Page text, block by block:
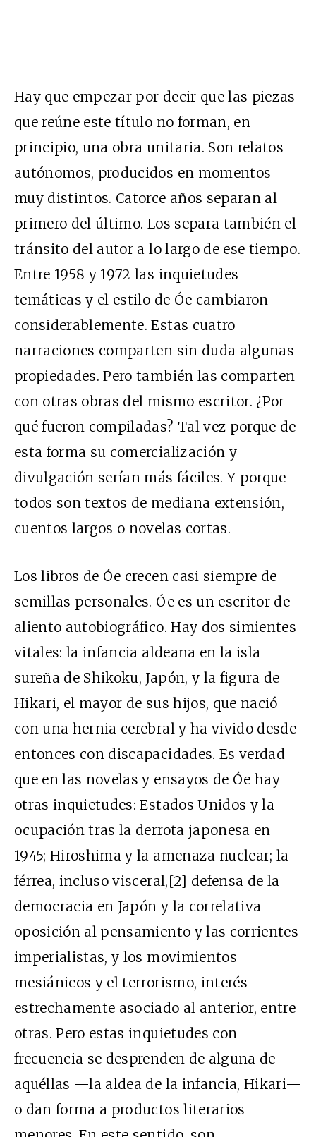
Hay que empezar por decir que las piezas
que reúne este título no forman, en
principio, una obra unitaria. Son relatos
autónomos, producidos en momentos
muy distintos. Catorce años separan al
primero del último. Los separa también el
tránsito del autor a lo largo de ese tiempo.
Entre 1958 y 1972 las inquietudes
temáticas y el estilo de Óe cambiaron
considerablemente. Estas cuatro
narraciones comparten sin duda algunas
propiedades. Pero también las comparten
con otras obras del mismo escritor. ¿Por
qué fueron compiladas? Tal vez porque de
esta forma su comercialización y
divulgación serían más fáciles. Y porque
todos son textos de mediana extensión,
cuentos largos o novelas cortas.
Los libros de Óe crecen casi siempre de
semillas personales. Óe es un escritor de
aliento autobiográfico. Hay dos simientes
vitales: la infancia aldeana en la isla
sureña de Shikoku, Japón, y la figura de
Hikari, el mayor de sus hijos, que nació
con una hernia cerebral y ha vivido desde
entonces con discapacidades. Es verdad
que en las novelas y ensayos de Óe hay
otras inquietudes: Estados Unidos y la
ocupación tras la derrota japonesa en
1945; Hiroshima y la amenaza nuclear; la
férrea, incluso visceral,[2] defensa de la
democracia en Japón y la correlativa
oposición al pensamiento y las corrientes
imperialistas, y los movimientos
mesiánicos y el terrorismo, interés
estrechamente asociado al anterior, entre
otras. Pero estas inquietudes con
frecuencia se desprenden de alguna de
aquéllas —la aldea de la infancia, Hikari—
o dan forma a productos literarios